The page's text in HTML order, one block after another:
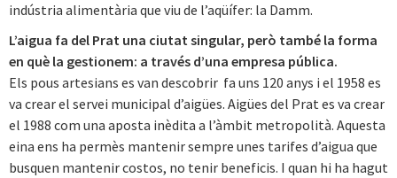
indústria alimentària que viu de l’aqüífer: la Damm.
L’aigua fa del Prat una ciutat singular, però també la forma
en què la gestionem: a través d’una empresa pública.
Els pous artesians es van descobrir fa uns 120 anys i el 1958 es
va crear el servei municipal d’aigües. Aigües del Prat es va crear
el 1988 com una aposta inèdita a l’àmbit metropolità. Aquesta
eina ens ha permès mantenir sempre unes tarifes d’aigua que
busquen mantenir costos, no tenir beneficis. I quan hi ha hagut